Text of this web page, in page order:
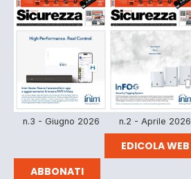
n.3 - Giugno 2026 n.2 - Aprile 2026
EDICOLA WEB
ABBONATI